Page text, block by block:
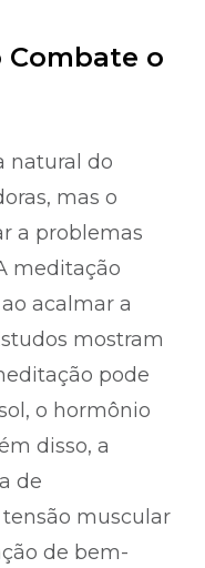
Combate o
natural do
mas o
a problemas
meditação
acalmar a
mostram
pode
o hormônio
disso, a
de
muscular
de bem-